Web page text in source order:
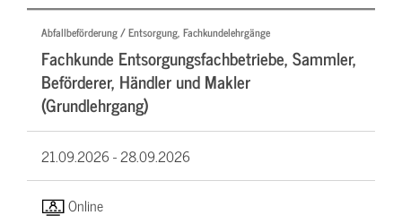
Abfallbeförderung / Entsorgung, Fachkundelehrgänge
Fachkunde Entsorgungsfachbetriebe, Sammler,
Beförderer, Händler und Makler
(Grundlehrgang)
21.09.2026 -28.09.2026
Online